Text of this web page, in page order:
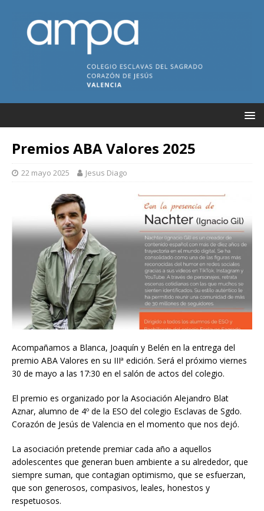
Premios ABA Valores 2025
22 mayo 2025 Jesus Diago
Acompañamos a Blanca, Joaquín y Belén en la entrega del
premio ABA Valores en su IIIª edición. Será el próximo viernes
30 de mayo a las 17:30 en el salón de actos del colegio.
El premio es organizado por la Asociación Alejandro Blat
Aznar, alumno de 4º de la ESO del colegio Esclavas de Sgdo.
Corazón de Jesús de Valencia en el momento que nos dejó.
La asociación pretende premiar cada año a aquellos
adolescentes que generan buen ambiente a su alrededor, que
siempre suman, que contagian optimismo, que se esfuerzan,
que son generosos, compasivos, leales, honestos y
respetuosos.